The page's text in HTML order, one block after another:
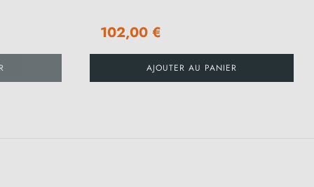
102,00 €
AJOUTER AU PANIER